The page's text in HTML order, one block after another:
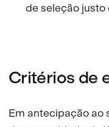
de seleção
Critérios de
Em antecipação ao